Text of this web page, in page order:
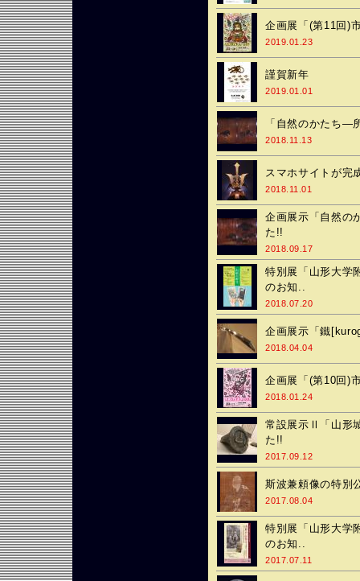
企画展「(第11回)
2019.01.23
謹賀新年
2019.01.01
「自然のかたち―
2018.11.13
スマホサイトが完
2018.11.01
企画展示「自然の
た!!
2018.09.17
特別展「山形大学
のお知..
2018.07.20
企画展示「鐵
2018.04.04
企画展「(第10回)
2018.01.24
常設展示Ⅱ「山形
た!!
2017.09.12
斯波兼頼像の特別
2017.08.04
特別展「山形大学
のお知..
2017.07.11